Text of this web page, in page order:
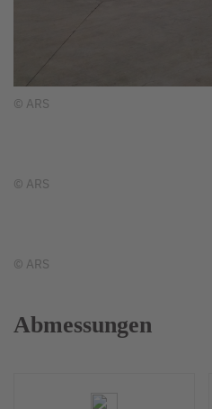
© ARS
© ARS
© ARS
Abmessungen